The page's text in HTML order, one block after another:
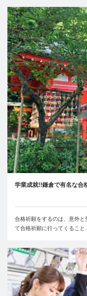
学業成就!!鎌倉で有名な合
合格祈願をするのは、意外
て合格祈願に行ってくること…